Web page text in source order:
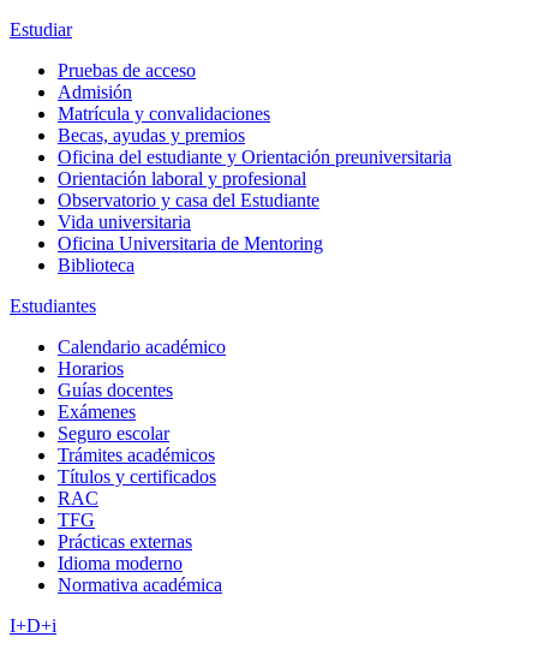
Estudiar
Pruebas de acceso
Admisión
Matrícula y convalidaciones
Becas, ayudas y premios
Oficina del estudiante y Orientación preuniversitaria
Orientación laboral y profesional
Observatorio y casa del Estudiante
Vida universitaria
Oficina Universitaria de Mentoring
Biblioteca
Estudiantes
Calendario académico
Horarios
Guías docentes
Exámenes
Seguro escolar
Trámites académicos
Títulos y certificados
RAC
TFG
Prácticas externas
Idioma moderno
Normativa académica
I+D+i